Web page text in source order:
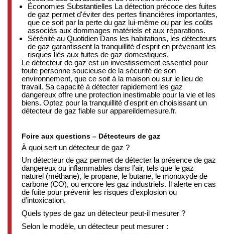
Économies Substantielles La détection précoce des fuites
de gaz permet d'éviter des pertes financières importantes,
que ce soit par la perte du gaz lui-même ou par les coûts
associés aux dommages matériels et aux réparations.
Sérénité au Quotidien Dans les habitations, les détecteurs
de gaz garantissent la tranquillité d'esprit en prévenant les
risques liés aux fuites de gaz domestiques.
Le détecteur de gaz est un investissement essentiel pour
toute personne soucieuse de la sécurité de son
environnement, que ce soit à la maison ou sur le lieu de
travail. Sa capacité à détecter rapidement les gaz
dangereux offre une protection inestimable pour la vie et les
biens. Optez pour la tranquillité d'esprit en choisissant un
détecteur de gaz fiable sur appareildemesure.fr.
Foire aux questions – Détecteurs de gaz
À quoi sert un détecteur de gaz ?
Un détecteur de gaz permet de détecter la présence de gaz
dangereux ou inflammables dans l’air, tels que le gaz
naturel (méthane), le propane, le butane, le monoxyde de
carbone (CO), ou encore les gaz industriels. Il alerte en cas
de fuite pour prévenir les risques d’explosion ou
d’intoxication.
Quels types de gaz un détecteur peut-il mesurer ?
Selon le modèle, un détecteur peut mesurer :